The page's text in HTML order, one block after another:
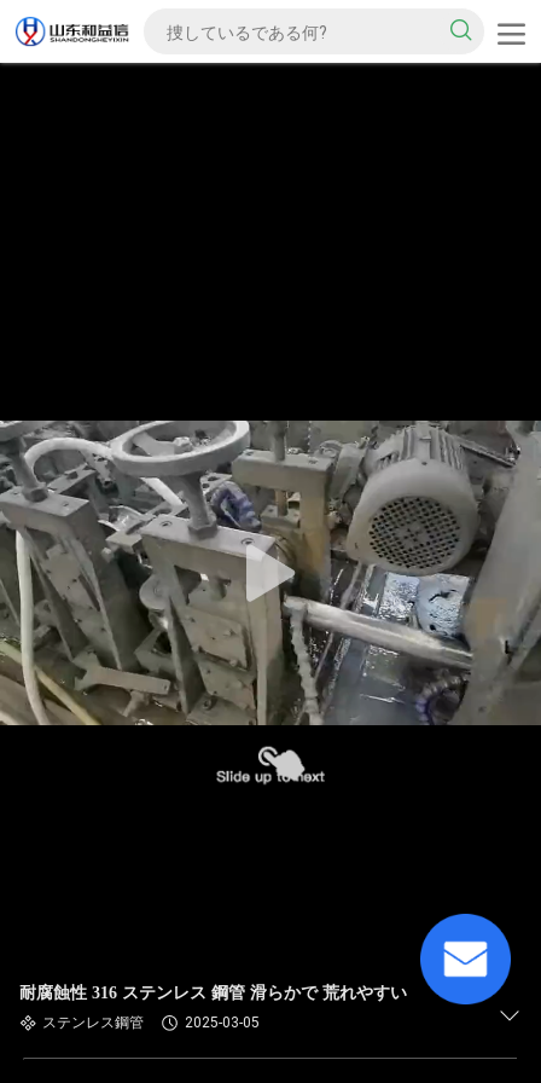
耐腐蝕性 316 ステンレス 鋼管 滑らかで 荒れやすい
ステンレス鋼管 2025-03-05